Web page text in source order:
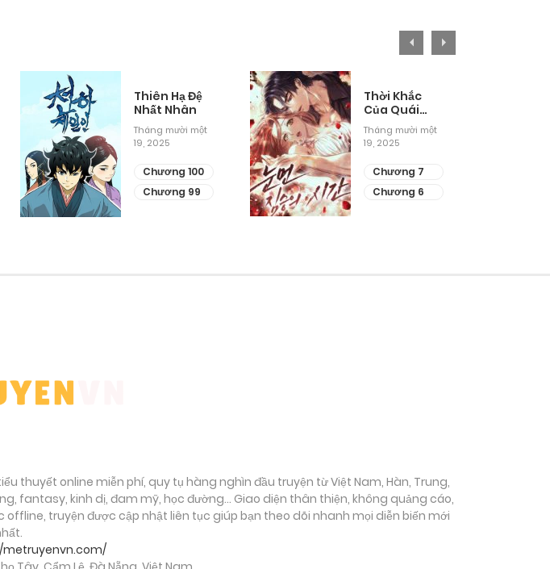
Tháng 9 27, 2025
Tháng 9 27, 2025
Tháng 9 27, 2025
Tháng 9 27, 2025
Thiên Hạ Đệ
Nhất Nhân
Tháng mười một
19, 2025
Chương 100
Chương 99
Thời Khắc
Của Quái
Thú Mù
Tháng mười một
19, 2025
Chương 7
Chương 6
thuyết online miễn phí, quy tụ hàng nghìn đầu truyện từ Việt Nam, Hàn, Trung,
fantasy, kinh dị, đam mỹ, học đường… Giao diện thân thiện, không quảng cáo,
truyện được cập nhật liên tục giúp bạn theo dõi nhanh mọi diễn biến mới